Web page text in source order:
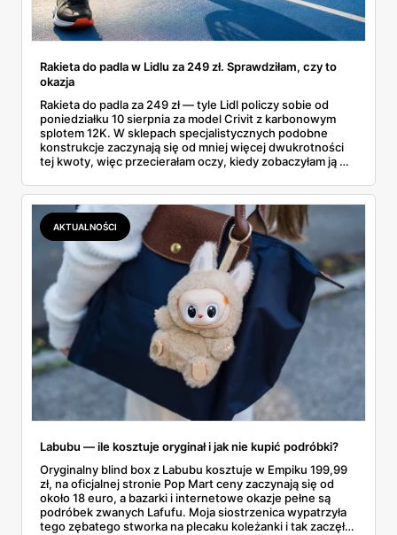
Rakieta do padla w Lidlu za 249 zł. Sprawdziłam, czy to
okazja
Rakieta do padla za 249 zł — tyle Lidl policzy sobie od
poniedziałku 10 sierpnia za model Crivit z karbonowym
splotem 12K. W sklepach specjalistycznych podobne
konstrukcje zaczynają się od mniej więcej dwukrotności
tej kwoty, więc przecierałam oczy, kiedy zobaczyłam ją w
najszybciej rosnący sport w Polsce: kortów przybywa
lawinowo, a chętnych jeszcze szybciej. Sprawdziłam, co
dokładnie dostajemy za te pieniądze i komu taka rakieta
faktycznie wystarczy.
AKTUALNOŚCI
Labubu — ile kosztuje oryginał i jak nie kupić podróbki?
Oryginalny blind box z Labubu kosztuje w Empiku 199,99
zł, na oficjalnej stronie Pop Mart ceny zaczynają się od
około 18 euro, a bazarki i internetowe okazje pełne są
podróbek zwanych Lafufu. Moja siostrzenica wypatrzyła
tego zębatego stworka na plecaku koleżanki i tak zaczęło